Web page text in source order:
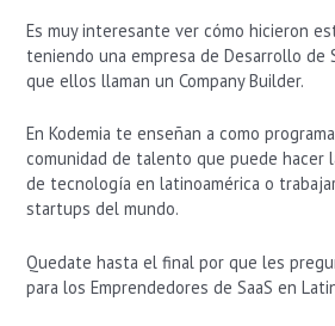
Es muy interesante ver cómo hicieron
teniendo una empresa de Desarrollo de
que ellos llaman un Company Builder.
En Kodemia te enseñan a como
comunidad de talento que puede hacer
de tecnología en latinoamérica o
startups del mundo.
Quedate hasta el final por que les
para los Emprendedores de SaaS en